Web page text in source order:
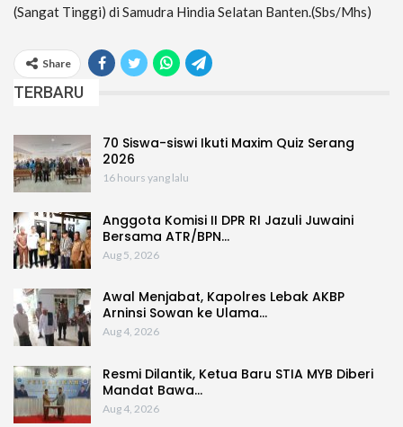
(Sangat Tinggi) di Samudra Hindia Selatan Banten.(Sbs/Mhs)
Share
TERBARU
70 Siswa-siswi Ikuti Maxim Quiz Serang
2026
16 hours yang lalu
Anggota Komisi II DPR RI Jazuli Juwaini
Bersama ATR/BPN…
Aug 5, 2026
Awal Menjabat, Kapolres Lebak AKBP
Arninsi Sowan ke Ulama…
Aug 4, 2026
Resmi Dilantik, Ketua Baru STIA MYB Diberi
Mandat Bawa…
Aug 4, 2026